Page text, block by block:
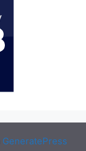
GeneratePress